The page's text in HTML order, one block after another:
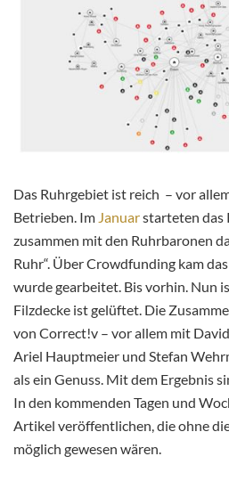
Das Ruhrgebiet ist reich – vor
Betrieben. Im Januarstarteten das
zusammen mit den Ruhrbaronen
Ruhr“. Über Crowdfunding kam
wurde gearbeitet. Bis vorhin. Nun
Filzdecke ist gelüftet. Die
von Correct!v – vor allem mit
Ariel Hauptmeier und Stefan
als ein Genuss. Mit dem Ergebnis
In den kommenden Tagen und
Artikel veröffentlichen, die ohne
möglich gewesen wären.